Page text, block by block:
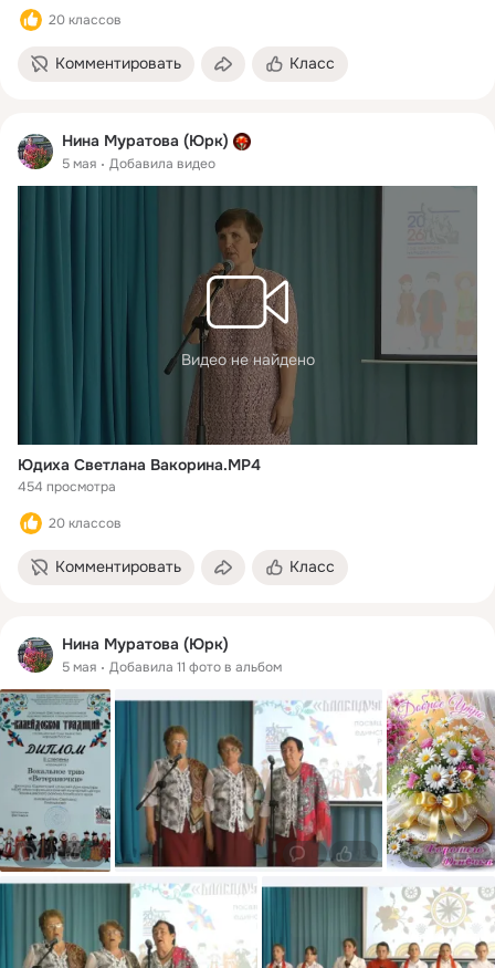
20 классов
Комментировать Класс
Нина Муратова (Юрк)
5 мая Добавила видео
Видео не найдено
Юдиха Светлана Вакорина.MP4
454 просмотра
20 классов
Комментировать Класс
Нина Муратова (Юрк)
5 мая Добавила 11 фото в альбом
0 17 0 0 3